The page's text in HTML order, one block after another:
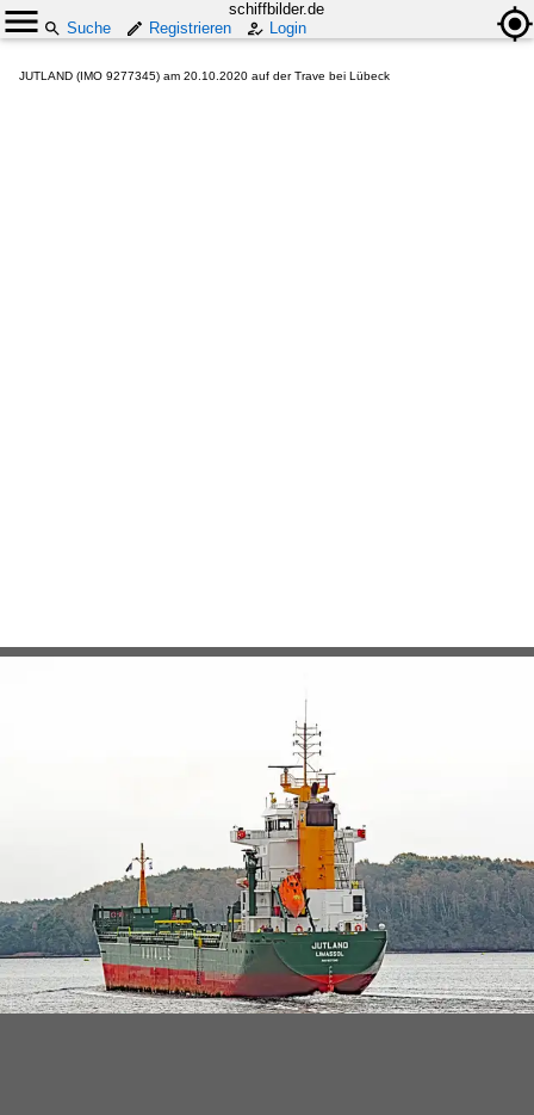
schiffbilder.de
Suche
Registrieren Login
JUTLAND (IMO 9277345) am 20.10.2020 auf der Trave bei Lübeck